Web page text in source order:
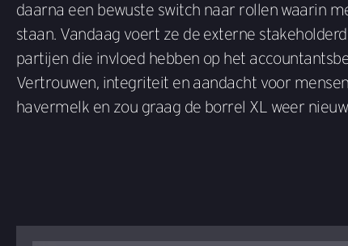
daarna een bewuste switch naar rollen waarin
staan. Vandaag voert ze de externe
partijen die invloed hebben op het
Vertrouwen, integriteit en aandacht voor
havermelk en zou graag de borrel XL weer